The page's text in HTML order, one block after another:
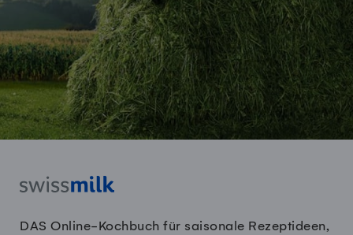
DAS Online-Kochbuch für saisonale Rezeptideen,